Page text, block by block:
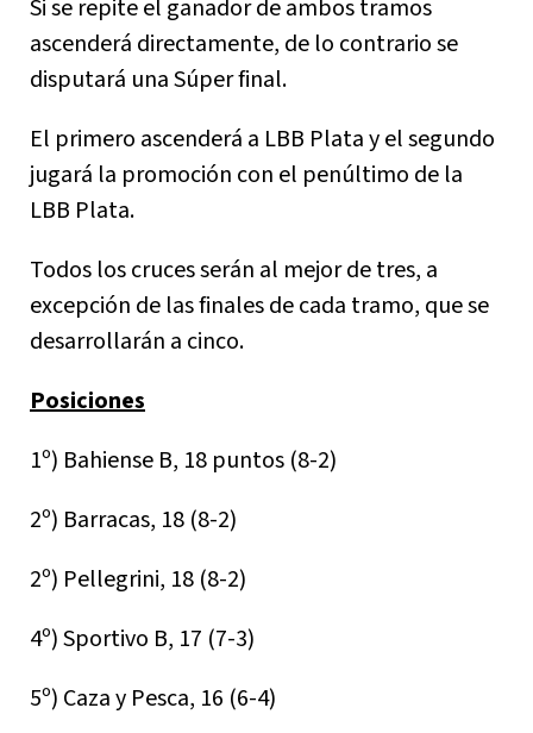
Si se repite el ganador de ambos tramos
ascenderá directamente, de lo contrario se
disputará una Súper final.
El primero ascenderá a LBB Plata y el segundo
jugará la promoción con el penúltimo de la
LBB Plata.
Todos los cruces serán al mejor de tres, a
excepción de las finales de cada tramo, que se
desarrollarán a cinco.
Posiciones
1º) Bahiense B, 18 puntos (8-2)
2º) Barracas, 18 (8-2)
2º) Pellegrini, 18 (8-2)
4º) Sportivo B, 17 (7-3)
5º) Caza y Pesca, 16 (6-4)